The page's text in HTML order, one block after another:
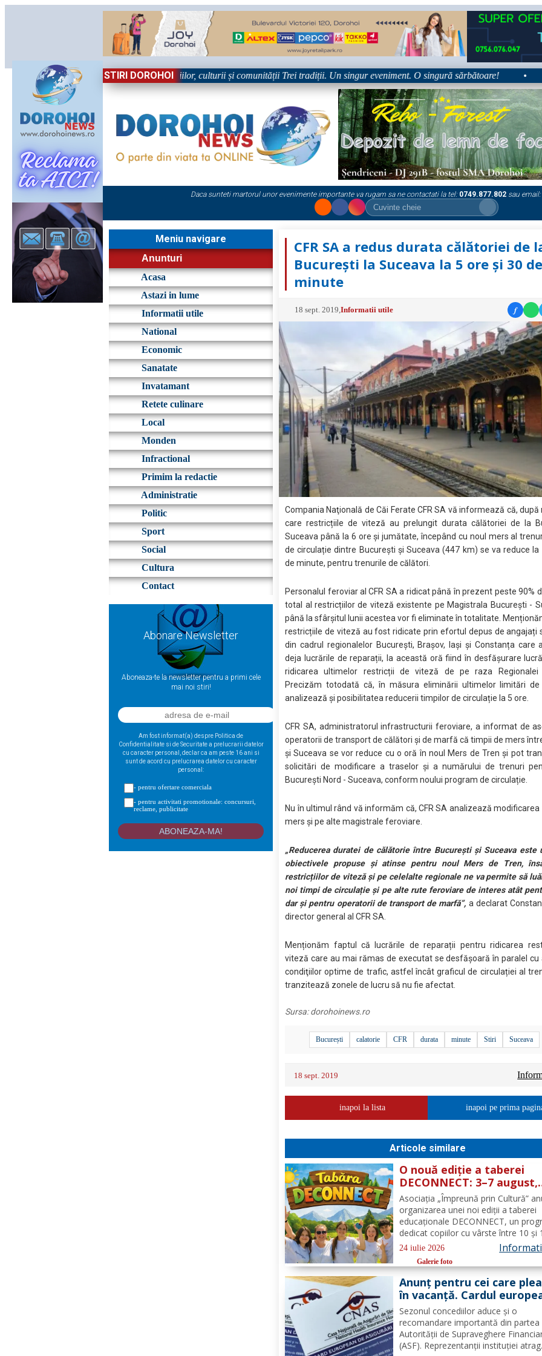
STIRI DOROHOI
Sărbătoare!” – trei zile dedicate tradițiilor, culturii și comunității Trei tradiții. Un singur eveniment. O singură sărbătoare! •
Daca sunteti martorul unor evenimente importante va rugam sa ne contactati la tel: 0749.877.802 sau email:
Meniu navigare
Anunturi
Acasa
Astazi in lume
Informatii utile
National
Economic
Sanatate
Invatamant
Retete culinare
Local
Monden
Infractional
Primim la redactie
Administratie
Politic
Sport
Social
Cultura
Contact
Abonare Newsletter
Aboneaza-te la newsletter pentru a primi cele
mai noi stiri!
Am fost informat(a) despre Politica de
Confidentialitate si de Securitate a prelucrarii datelor
cu caracter personal, declar ca am peste 16 ani si
sunt de acord cu prelucrarea datelor cu caracter
personal:
- pentru ofertare comerciala
- pentru activitati promotionale: concursuri,
reclame, publicitate
CFR SA a redus durata călătoriei de
București la Suceava la 5 ore și 30 de
minute
18 sept. 2019 ,Informatii utile f
Compania Naţională de Căi Ferate CFR SA vă informează că, după
care restricțiile de viteză au prelungit durata călătoriei de la
Suceava până la 6 ore și jumătate, începând cu noul mers al
de circulație dintre București și Suceava (447 km) se va reduce la
de minute, pentru trenurile de călători.
Personalul feroviar al CFR SA a ridicat până în prezent peste 90%
total al restricțiilor de viteză existente pe Magistrala București -
până la sfârșitul lunii acestea vor fi eliminate în totalitate.
restricțiile de viteză au fost ridicate prin efortul depus de angajați
din cadrul regionalelor București, Brașov, Iași și Constanța care
deja lucrările de reparații, la această oră fiind în desfășurare
ridicarea ultimelor restricții de viteză de pe raza Regionalei
Precizăm totodată că, în măsura eliminării ultimelor limitări
analizează și posibilitatea reducerii timpilor de circulație la 5 ore.
CFR SA, administratorul infrastructurii feroviare, a informat de
operatorii de transport de călători și de marfă că timpii de mers
și Suceava se vor reduce cu o oră în noul Mers de Tren și pot
solicitări de modificare a traselor și a numărului de trenuri
București Nord - Suceava, conform noului program de circulație.
Nu în ultimul rând vă informăm că, CFR SA analizează
mers și pe alte magistrale feroviare.
„Reducerea duratei de călătorie între București și Suceava este
obiectivele propuse și atinse pentru noul Mers de Tren,
restricțiilor de viteză și pe celelalte regionale ne va permite să
noi timpi de circulație și pe alte rute feroviare de interes atât
dar și pentru operatorii de transport de marfă”, a declarat
director general al CFR SA.
Menționăm faptul că lucrările de reparații pentru ridicarea
viteză care au mai rămas de executat se desfășoară în paralel cu
condiţiilor optime de trafic, astfel încât graficul de circulației al
tranzitează zonele de lucru să nu fie afectat.
Sursa:dorohoinews.ro
București calatorie CFR durata minute Stiri Suceava
18 sept. 2019
inapoi la lista inapoi pe prima
Articole similare
O nouă ediție a taberei
DECONNECT: 3–7 august,
Poiana Negrii
Asociația „Împreună prin Cultură”
organizarea unei noi ediții a taberei
educaționale DECONNECT, un
dedicat copiilor cu vârste între 10 și
ani, axat pe dezvoltare personală,
cooperare, activități outdoor și
deconectare totală de la telefon. O
cu sens, nu doar o vacanță!...
24 iulie 2026
Galerie foto
Anunț pentru cei care
în vacanță. Cardul
de sănătate are limite
importante. Greșeala care
poate costa mii de euro
Sezonul concediilor aduce și o
recomandare importantă din partea
Autorității de Supraveghere
(ASF). Reprezentanții instituției atrag